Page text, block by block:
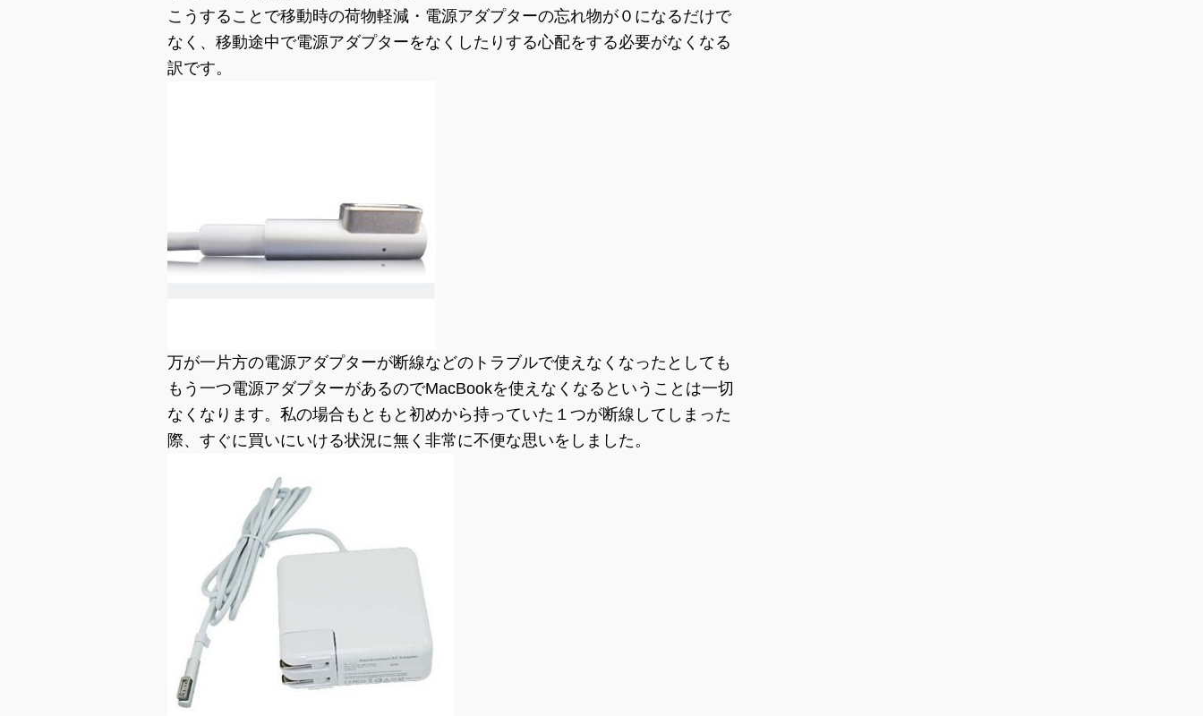
こうすることで移動時の荷物軽減・電源アダプターの忘れ物が０になるだけで
なく、移動途中で電源アダプターをなくしたりする心配をする必要がなくなる
訳です。
万が一片方の電源アダプターが断線などのトラブルで使えなくなったとしても
もう一つ電源アダプターがあるのでMacBookを使えなくなるということは一切
なくなります。私の場合もともと初めから持っていた１つが断線してしまった
際、すぐに買いにいける状況に無く非常に不便な思いをしました。